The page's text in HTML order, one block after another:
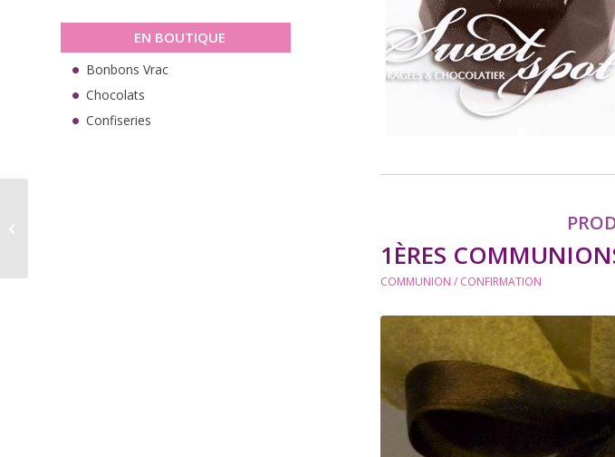
1ÈRES
COMMUNION / CONFIRMATION
EN BOUTIQUE
Bonbons Vrac
Chocolats
Confiseries